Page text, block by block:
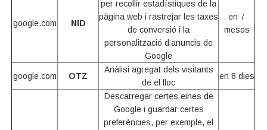
google.com NID
per recollir estadístiques de la
pàgina web i rastrejar les taxes
de conversió i la
personalització d’anuncis de
Google
en 7
mesos
google.com OTZ
Anàlisi agregat dels visitants
de el lloc
en 8 dies
Descarregar certes eines de
Google i guardar certes
preferències, per exemple, el